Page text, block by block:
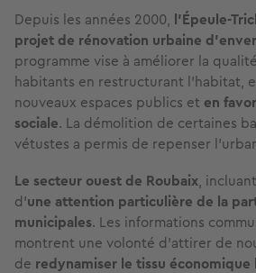
Depuis les années 2000, l'Épeule-
projet de rénovation urbaine
programme vise à améliorer la
habitants en restructurant l'habitat,
nouveaux espaces publics et en
sociale. La démolition de certaines
vétustes a permis de repenser
Le secteur ouest de Roubaix,
d'une attention particulière de la
municipales. Les informations
montrent une volonté d’attirer de
de redynamiser le tissu économique